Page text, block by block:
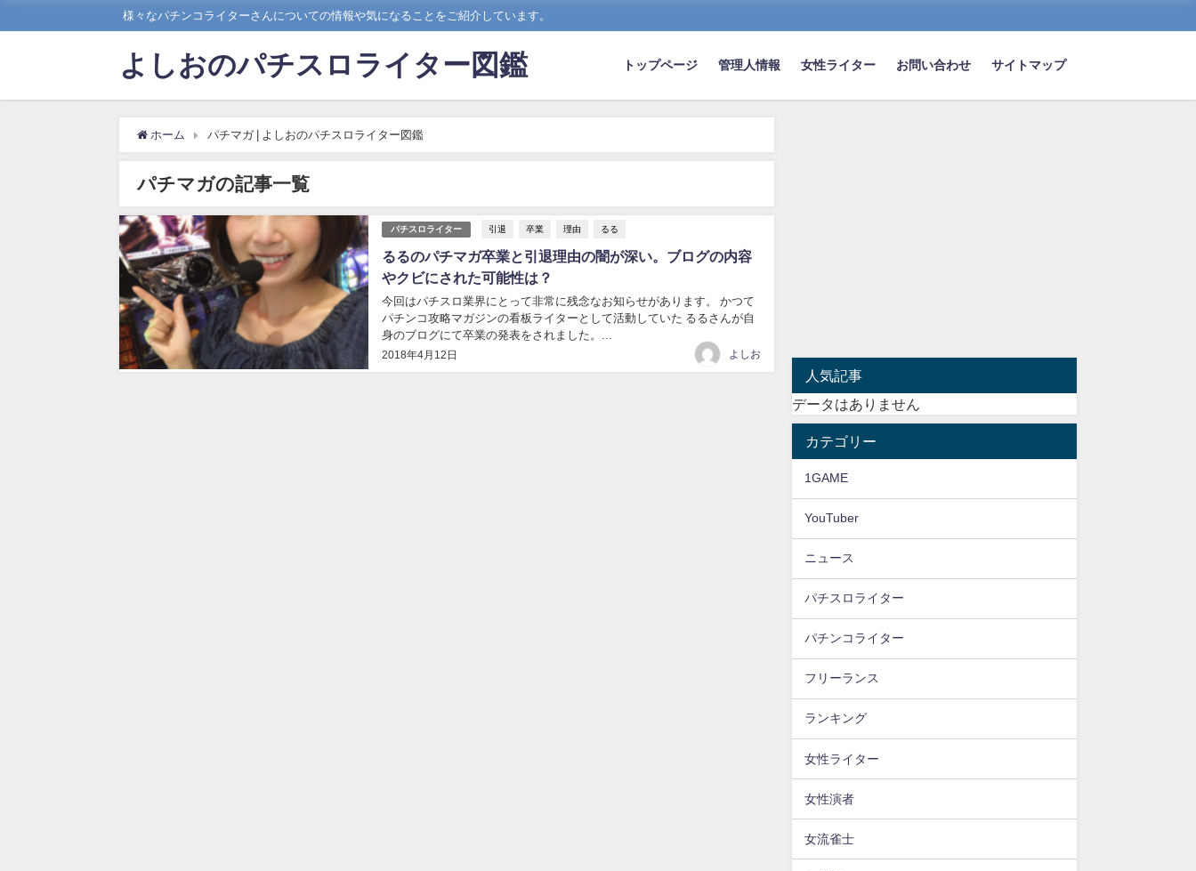
様々なパチンコライターさんについての情報や気になることをご紹介しています。
よしおのパチスロライター図鑑 トップページ 管理人情報 女性ライター お問い合わせ サイトマップ
ホーム パチマガ | よしおのパチスロライター図鑑
パチマガの記事一覧
パチスロライター 引退 卒業 理由 るる
るるのパチマガ卒業と引退理由の闇が深い。ブログの内容
やクビにされた可能性は？
2018年4月12日
今回はパチスロ業界にとって非常に残念なお知らせがあります。 かつて
パチンコ攻略マガジンの看板ライターとして活動していた るるさんが自
身のブログにて卒業の発表をされました。...
よしお
人気記事
データはありません
カテゴリー
1GAME
YouTuber
ニュース
パチスロライター
パチンコライター
フリーランス
ランキング
女性ライター
女性演者
女流雀士